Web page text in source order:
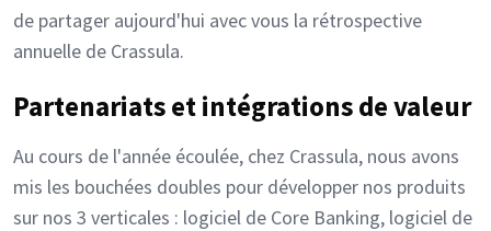
de partager aujourd'hui avec vous la rétrospective
annuelle de Crassula.
Partenariats et intégrations de valeur
Au cours de l'année écoulée, chez Crassula, nous avons
mis les bouchées doubles pour développer nos produits
sur nos 3 verticales : logiciel de Core Banking, logiciel de